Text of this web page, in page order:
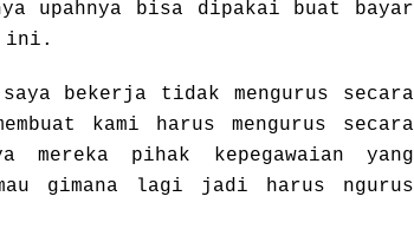
upahnya bisa dipakai buat bayar
ini.
bekerja tidak mengurus secara
kami harus mengurus secara
mereka pihak kepegawaian yang
gimana lagi jadi harus ngurus